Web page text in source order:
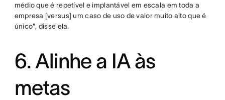
médio que é repetível e implantável em escala em toda a
empresa [versus] um caso de uso de valor muito alto que é
único", disse ela.
6. Alinhe a IA às
metas